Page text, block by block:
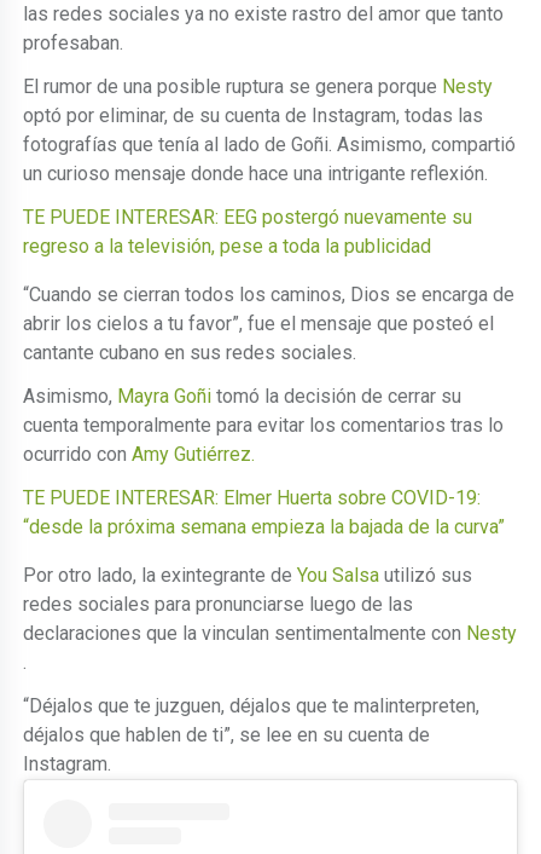
las redes sociales ya no existe rastro del amor que tanto
profesaban.
El rumor de una posible ruptura se genera porque Nesty
optó por eliminar, de su cuenta de Instagram, todas las
fotografías que tenía al lado de Goñi. Asimismo, compartió
un curioso mensaje donde hace una intrigante reflexión.
TE PUEDE INTERESAR: EEG postergó nuevamente su
regreso a la televisión, pese a toda la publicidad
“Cuando se cierran todos los caminos, Dios se encarga de
abrir los cielos a tu favor”, fue el mensaje que posteó el
cantante cubano en sus redes sociales.
Asimismo, Mayra Goñi tomó la decisión de cerrar su
cuenta temporalmente para evitar los comentarios tras lo
ocurrido conAmy Gutiérrez.
TE PUEDE INTERESAR: Elmer Huerta sobre COVID-19:
“desde la próxima semana empieza la bajada de la curva”
Por otro lado, la exintegrante deYou Salsa utilizó sus
redes sociales para pronunciarse luego de las
declaraciones que la vinculan sentimentalmente con Nesty
“Déjalos que te juzguen, déjalos que te malinterpreten,
déjalos que hablen de ti”, se lee en su cuenta de
Instagram.